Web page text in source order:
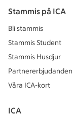
Stammis på ICA
Bli stammis
Stammis Student
Stammis Husdjur
Partnererbjudanden
Våra ICA-kort
ICA